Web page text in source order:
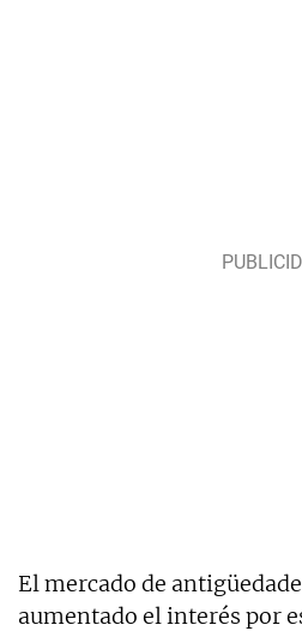
El mercado de
aumentado el interés por